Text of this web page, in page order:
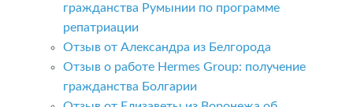
гражданства Румынии по программе
репатриации
Отзыв от Александра из Белгорода
Отзыв о работе Hermes Group: получение
гражданства Болгарии